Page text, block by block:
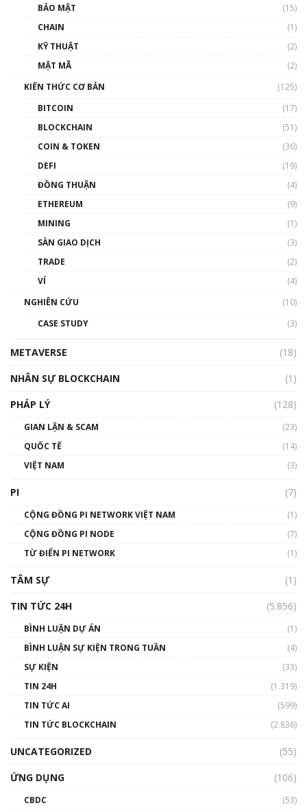
00:43:47
như thể nào?
00:39:31
Phổ cập Blockchain
thống & Crypto qua các cuộc chiến | Phổ cập
01:32:59
gió ấm
Talkshow 14: MemeCoin – Trò đùa tỷ đô
01:29:26
BẢO MẬT
(15)
CHAIN
(1)
KỸ THUẬT
(2)
MẬT MÃ
(2)
KIẾN THỨC CƠ BẢN
(125)
BITCOIN
(17)
BLOCKCHAIN
(51)
COIN & TOKEN
(36)
DEFI
(19)
ĐỒNG THUẬN
(4)
ETHEREUM
(9)
MINING
(1)
SÀN GIAO DỊCH
(3)
TRADE
(2)
VÍ
(4)
NGHIÊN CỨU
(10)
CASE STUDY
(3)
METAVERSE
(18)
NHÂN SỰ BLOCKCHAIN
(1)
PHÁP LÝ
(128)
GIAN LẬN & SCAM
(23)
QUỐC TẾ
(14)
VIỆT NAM
(3)
PI (7)
CỘNG ĐỒNG PI NETWORK VIỆT NAM
(1)
CỘNG ĐỒNG PI NODE
(7)
TỪ ĐIỂN PI NETWORK
(1)
TÂM SỰ
(1)
TIN TỨC 24H
(5.856)
BÌNH LUẬN DỰ ÁN
(1)
BÌNH LUẬN SỰ KIỆN TRONG TUẦN
(4)
SỰ KIỆN
(33)
TIN 24H
(1.319)
TIN TỨC AI
(599)
TIN TỨC BLOCKCHAIN
(2.836)
UNCATEGORIZED
(55)
ỨNG DỤNG
(106)
CBDC (53)